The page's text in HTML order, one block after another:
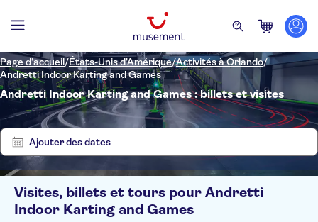
Page d’accueil/États-Unis d'Amérique/Activités à Orlando/
Andretti Indoor Karting and Games
Andretti Indoor Karting and Games : billets et visites
Ajouter des dates
FiltresPrix par adulte
Prise en charge à l'hôtel
Supprimer
les
filtres
Afficher
1
résultats
Visites, billets et tours pour Andretti
Indoor Karting and Games